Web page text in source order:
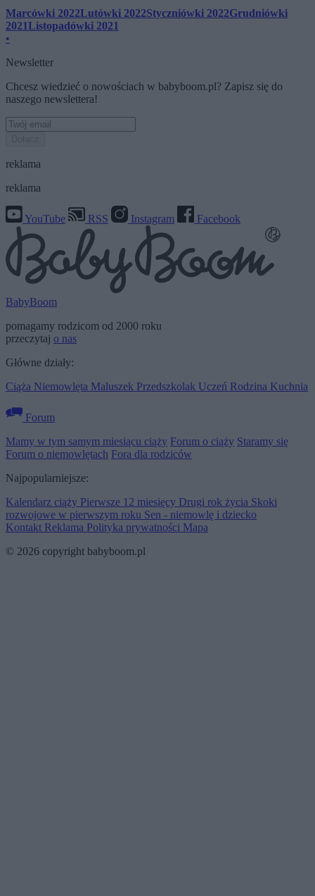
Marcówki 2022Lutówki 2022Styczniówki 2022Grudniówki
2021Listopadówki 2021
•
Newsletter
Chcesz wiedzieć o nowościach w babyboom.pl? Zapisz się do
naszego newslettera!
reklama
reklama
YouTube RSS Instagram Facebook
BabyBoom
pomagamy rodzicom od 2000 roku
przeczytaj o nas
Główne działy:
Ciąża Niemowlęta Maluszek Przedszkolak Uczeń Rodzina Kuchnia
Forum
Mamy w tym samym miesiącu ciąży Forum o ciąży Staramy się
Forum o niemowlętach Fora dla rodziców
Najpopularniejsze:
Kalendarz ciąży Pierwsze 12 miesięcy Drugi rok życia Skoki
rozwojowe w pierwszym roku Sen - niemowlę i dziecko
Kontakt Reklama Polityka prywatności Mapa
© 2026 copyright babyboom.pl